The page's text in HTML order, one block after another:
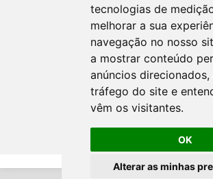
tecnologias de
melhorar a sua
navegação no nosso
a mostrar conteúdo
anúncios direcionados,
tráfego do site e
vêm os visitantes.
OK
Alterar as minhas